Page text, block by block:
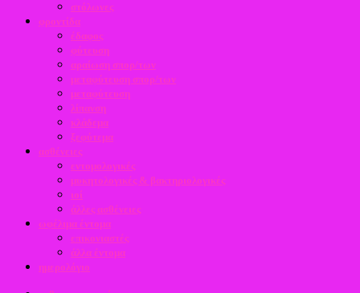
στόλωνες
φροντίδα
έδαφος
φύτευση
αραίωση σπορ/των
μεταφύτευση σπορ/των
μεταφύτευση
λίπανση
κλάδεμα
ξεφύτεμα
ασθένειες
εντομολογικές
μυκητολογικές & βακτηριολογικές
ιοί
άλλες ασθένειες
ωφέλιμα έντομα
επικονιαστές
άλλα έντομα
ημερολόγιο